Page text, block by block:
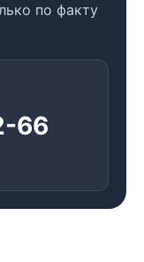
по факту
66